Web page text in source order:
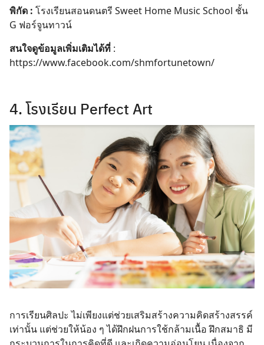
พิกัด : โรงเรียนสอนดนตรี Sweet Home Music School ชั้น
G ฟอร์จูนทาวน์
สนใจดูข้อมูลเพิ่มเติมได้ที่ :
https://www.facebook.com/shmfortunetown/
4. โรงเรียน Perfect Art
การเรียนศิลปะ ไม่เพียงแต่ช่วยเสริมสร้างความคิดสร้างสรรค์
เท่านั้น แต่ช่วยให้น้อง ๆ ได้ฝึกฝนการใช้กล้ามเนื้อ ฝึกสมาธิ มี